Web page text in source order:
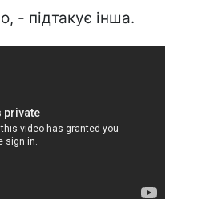
- підтакує інша.